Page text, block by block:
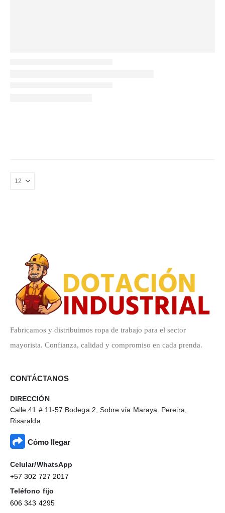
Fabricamos y distribuimos ropa de trabajo para el sector
mayorista. Confianza, calidad y compromiso en cada prenda.
CONTÁCTANOS
DIRECCIÓN
Calle 41 # 11-57 Bodega 2, Sobre vía Maraya. Pereira,
Risaralda
Cómo llegar
Celular/WhatsApp
+57 302 727 2017
Teléfono fijo
606 343 4295